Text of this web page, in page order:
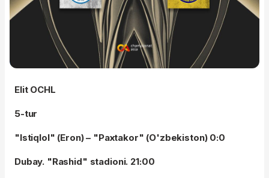
Elit OCHL
5-tur
"Istiqlol" (Eron) – "Paxtakor" (O'zbekiston) 0:0
Dubay. "Rashid" stadioni. 21:00